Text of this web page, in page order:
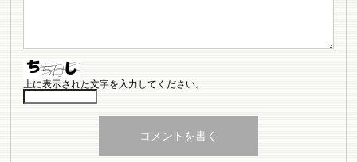
上に表示された文字を入力してください。